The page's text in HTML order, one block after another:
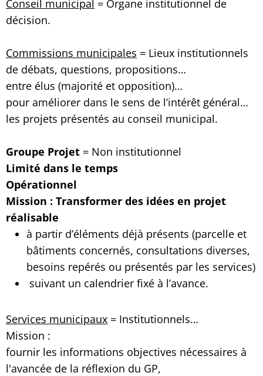
Conseil municipal = Organe institutionnel de
décision.
Commissions municipales = Lieux institutionnels
de débats, questions, propositions…
entre élus (majorité et opposition)…
pour améliorer dans le sens de l’intérêt général…
les projets présentés au conseil municipal.
Groupe Projet = Non institutionnel
Limité dans le temps
Opérationnel
Mission : Transformer des idées en projet
réalisable
à partir d’éléments déjà présents (parcelle et
bâtiments concernés, consultations diverses,
besoins repérés ou présentés par les services)
suivant un calendrier fixé à l’avance.
Services municipaux = Institutionnels…
Mission :
fournir les informations objectives nécessaires à
l'avancée de la réflexion du GP,